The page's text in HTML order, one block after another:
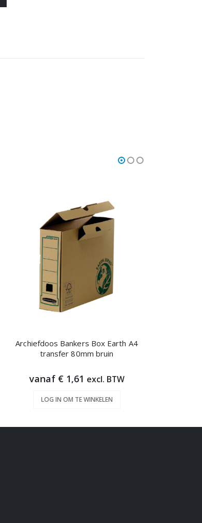
Archiefdoos Bankers Box Earth A4
transfer 80mm bruin
vanaf € 1,61 excl. BTW
LOG IN OM TE WINKELEN